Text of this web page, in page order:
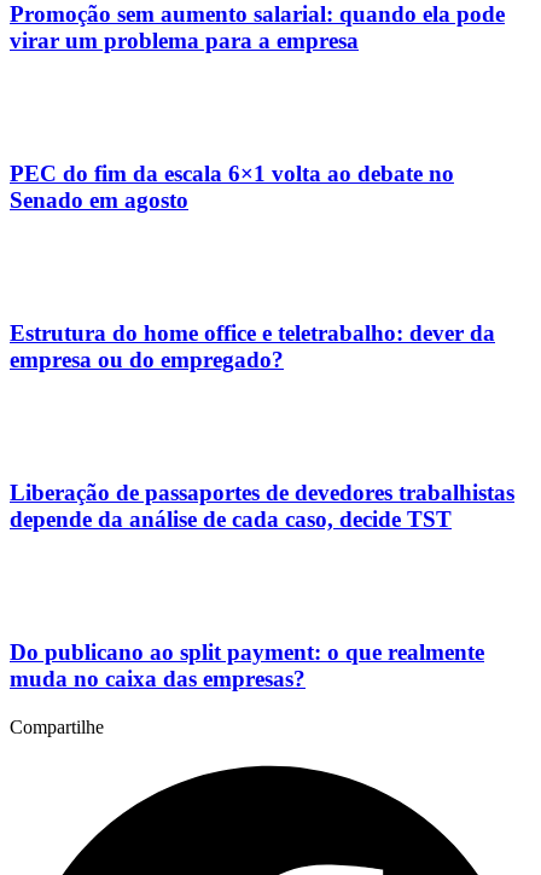
Promoção sem aumento salarial: quando ela pode
virar um problema para a empresa
PEC do fim da escala 6×1 volta ao debate no
Senado em agosto
Estrutura do home office e teletrabalho: dever da
empresa ou do empregado?
Liberação de passaportes de devedores trabalhistas
depende da análise de cada caso, decide TST
Do publicano ao split payment: o que realmente
muda no caixa das empresas?
Compartilhe